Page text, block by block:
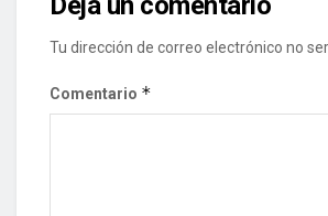
Tu dirección de correo electrónico no
Comentario *